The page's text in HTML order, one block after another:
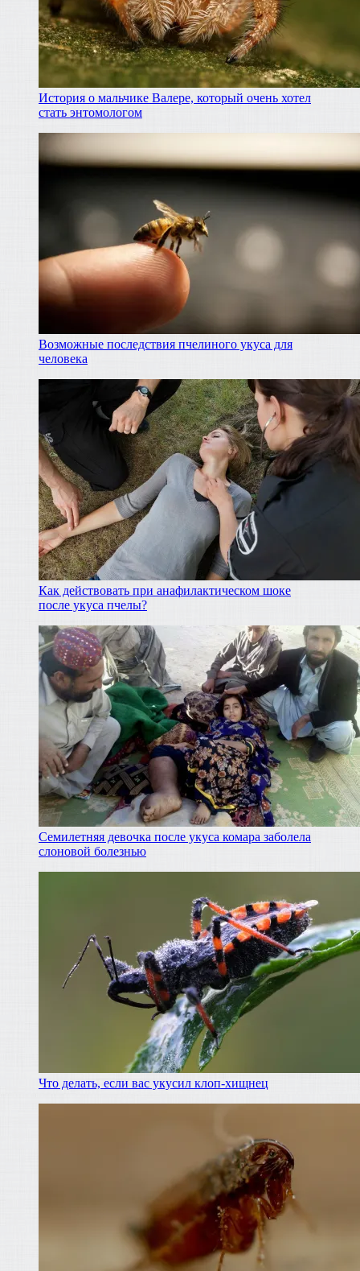
История о мальчике Валере, который очень хотел
стать энтомологом
Возможные последствия пчелиного укуса для
человека
Как действовать при анафилактическом шоке
после укуса пчелы?
Семилетняя девочка после укуса комара заболела
слоновой болезнью
Что делать, если вас укусил клоп-хищнец